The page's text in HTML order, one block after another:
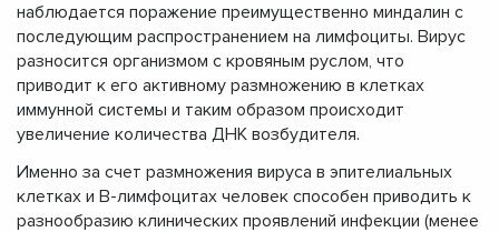
наблюдается поражение преимущественно миндалин с
последующим распространением на лимфоциты. Вирус
разносится организмом с кровяным руслом, что
приводит к его активному размножению в клетках
иммунной системы и таким образом происходит
увеличение количества ДНК возбудителя.
Именно за счет размножения вируса в эпителиальных
клетках и В-лимфоцитах человек способен приводить к
разнообразию клинических проявлений инфекции (менее